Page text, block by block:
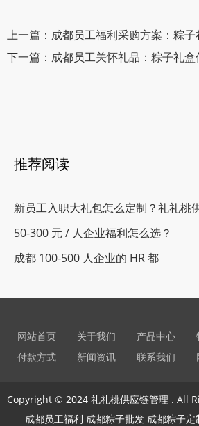
上一篇：成都员工福利采购方案：粽
下一篇：成都员工关怀礼品：粽子礼
推荐阅读
50-300 元 / 人企业福利怎么选？
成都 100-500 人企业的 HR 都
网站首页 关于我们 产品中心
付款方式
新闻资讯 联系我们
Copyright © 2024 礼礼桃供应链管理 . All
成都员工福利 成都粽子批发 成都粽子